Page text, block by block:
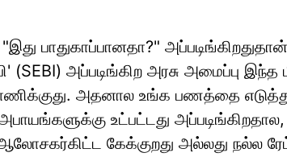
பாதுகாப்பானதா?"
அப்படிங்கிற அரசு அமைப்பு இந்த
அதனால உங்க பணத்தை
உட்பட்டது அப்படிங்கிறதால,
கேக்குறது அல்லது நல்ல